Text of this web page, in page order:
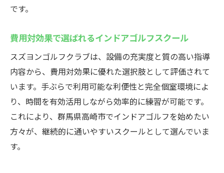
です。
費用対効果で選ばれるインドアゴルフスクール
スズヨンゴルフクラブは、設備の充実度と質の高い指導
内容から、費用対効果に優れた選択肢として評価されて
います。手ぶらで利用可能な利便性と完全個室環境によ
り、時間を有効活用しながら効率的に練習が可能です。
これにより、群馬県高崎市でインドアゴルフを始めたい
方々が、継続的に通いやすいスクールとして選んでいま
す。